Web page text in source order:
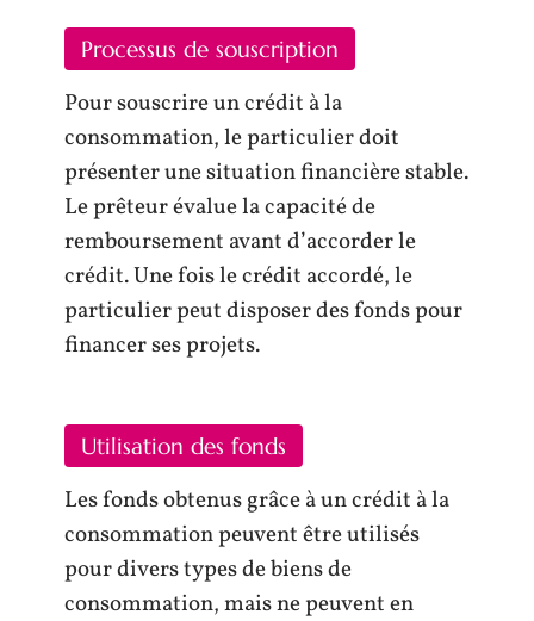
Processus de souscription
Pour souscrire un crédit à la
consommation, le particulier doit
présenter une situation financière stable.
Le prêteur évalue la capacité de
remboursement avant d’accorder le
crédit. Une fois le crédit accordé, le
particulier peut disposer des fonds pour
financer ses projets.
Utilisation des fonds
Les fonds obtenus grâce à un crédit à la
consommation peuvent être utilisés
pour divers types de biens de
consommation, mais ne peuvent en